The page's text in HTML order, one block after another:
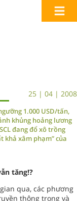
25 | 04 | 2008
1.000 USD/tấn,
khủng hoảng lương
đang đổ xô trồng
khả xâm phạm” của
tăng!?
qua, các phương
thông trong và